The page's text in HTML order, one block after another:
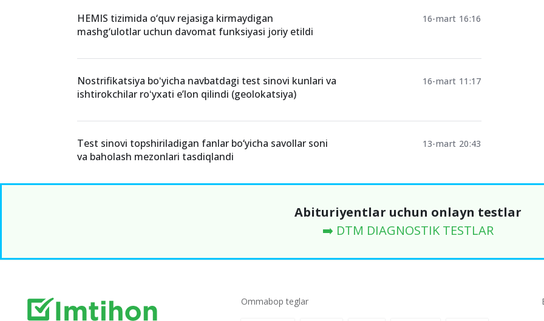
HEMIS tizimida o‘quv rejasiga kirmaydigan
mashg‘ulotlar uchun davomat funksiyasi joriy etildi
16-mart 16:16
Nostrifikatsiya boʻyicha navbatdagi test sinovi kunlari va
ishtirokchilar roʻyxati e’lon qilindi (geolokatsiya)
16-mart 11:17
Test sinovi topshiriladigan fanlar bo‘yicha savollar soni
va baholash mezonlari tasdiqlandi
13-mart 20:43
Abituriyentlar uchun onlayn testlar
➡️ DTM DIAGNOSTIK TESTLAR
Ommabop teglar